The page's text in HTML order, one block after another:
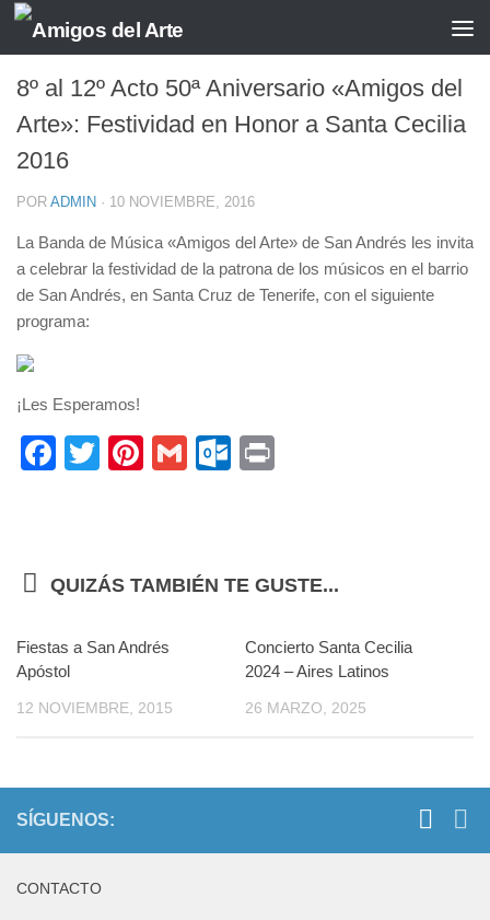
SANTA CECILIA
8º al 12º Acto 50ª Aniversario «Amigos del
Arte»: Festividad en Honor a Santa Cecilia
2016
POR ADMIN · 10 NOVIEMBRE, 2016
La Banda de Música «Amigos del Arte» de San Andrés les invita
a celebrar la festividad de la patrona de los músicos en el barrio
de San Andrés, en Santa Cruz de Tenerife, con el siguiente
programa:
¡Les Esperamos!
Facebook
TwitterPinterest
GmailOutlook.com
QUIZÁS TAMBIÉN TE GUSTE...
Fiestas a San Andrés
Apóstol
12 NOVIEMBRE, 2015
Concierto Santa Cecilia
2024 – Aires Latinos
26 MARZO, 2025
SÍGUENOS:
CONTACTO